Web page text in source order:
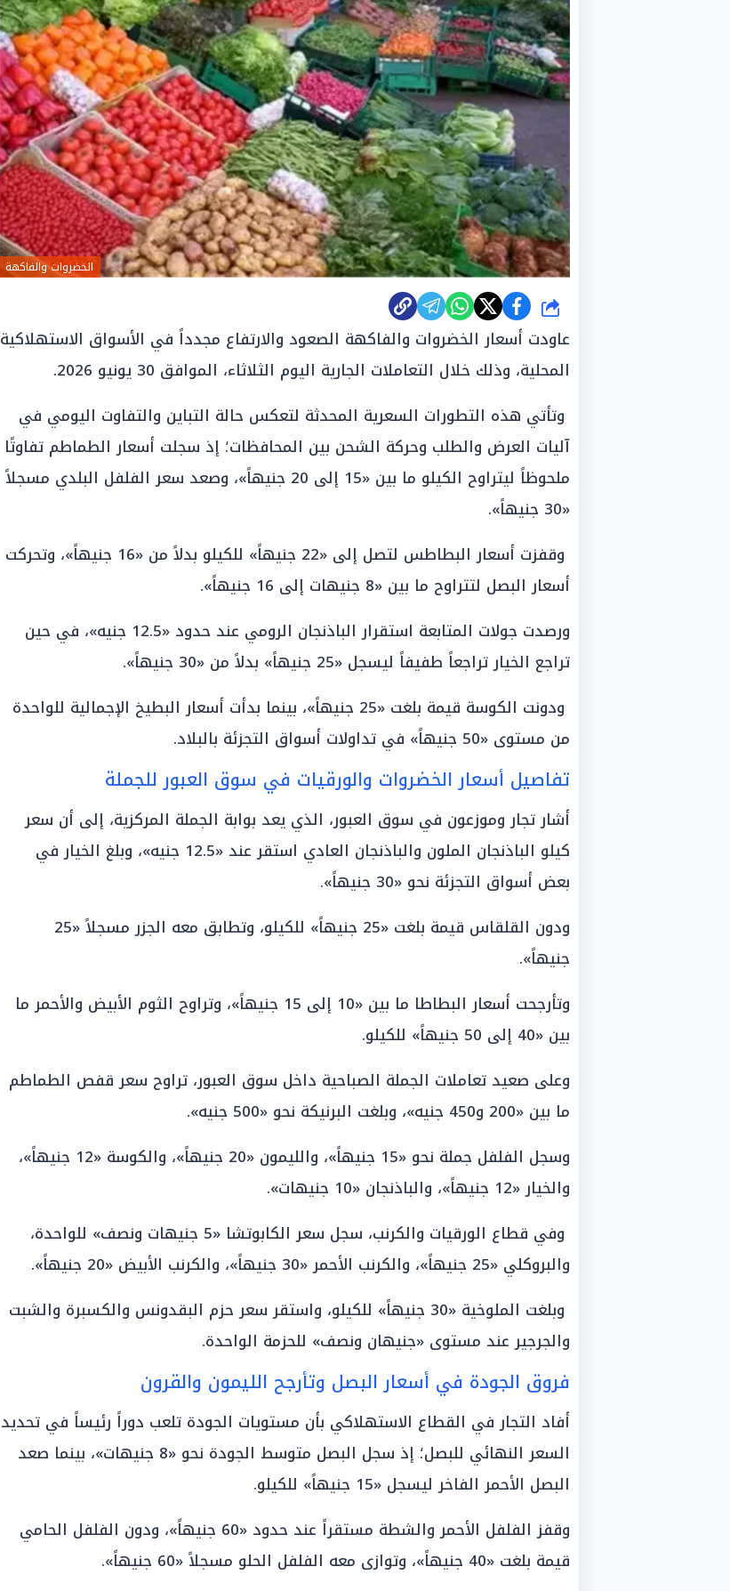
الخضروات والفاكهة
شارك
عاودت أسعار الخضروات والفاكهة الصعود والارتفاع مجدداً في الأسواق الاستهلاكية
المحلية، وذلك خلال التعاملات الجارية اليوم الثلاثاء، الموافق 30 يونيو 2026.
وتأتي هذه التطورات السعرية المحدثة لتعكس حالة التباين والتفاوت اليومي في
آليات العرض والطلب وحركة الشحن بين المحافظات؛ إذ سجلت أسعار الطماطم تفاوتًا
ملحوظاً ليتراوح الكيلو ما بين «15 إلى 20 جنيهاً»، وصعد سعر الفلفل البلدي مسجلاً
«30 جنيهاً».
وقفزت أسعار البطاطس لتصل إلى «22 جنيهاً» للكيلو بدلاً من «16 جنيهاً»، وتحركت
أسعار البصل لتتراوح ما بين «8 جنيهات إلى 16 جنيهاً».
ورصدت جولات المتابعة استقرار الباذنجان الرومي عند حدود «12.5 جنيه»، في حين
تراجع الخيار تراجعاً طفيفاً ليسجل «25 جنيهاً» بدلاً من «30 جنيهاً».
ودونت الكوسة قيمة بلغت «25 جنيهاً»، بينما بدأت أسعار البطيخ الإجمالية للواحدة
من مستوى «50 جنيهاً» في تداولات أسواق التجزئة بالبلاد.
تفاصيل أسعار الخضروات والورقيات في سوق العبور للجملة
أشار تجار وموزعون في سوق العبور، الذي يعد بوابة الجملة المركزية، إلى أن سعر
كيلو الباذنجان الملون والباذنجان العادي استقر عند «12.5 جنيه»، وبلغ الخيار في
بعض أسواق التجزئة نحو «30 جنيهاً».
ودون القلقاس قيمة بلغت «25 جنيهاً» للكيلو، وتطابق معه الجزر مسجلاً «25
جنيهاً».
وتأرجحت أسعار البطاطا ما بين «10 إلى 15 جنيهاً»، وتراوح الثوم الأبيض والأحمر ما
بين «40 إلى 50 جنيهاً» للكيلو.
وعلى صعيد تعاملات الجملة الصباحية داخل سوق العبور، تراوح سعر قفص الطماطم
ما بين «200 و450 جنيه»، وبلغت البرنيكة نحو «500 جنيه».
وسجل الفلفل جملة نحو «15 جنيهاً»، والليمون «20 جنيهاً»، والكوسة «12 جنيهاً»،
والخيار «12 جنيهاً»، والباذنجان «10 جنيهات».
وفي قطاع الورقيات والكرنب، سجل سعر الكابوتشا «5 جنيهات ونصف» للواحدة،
والبروكلي «25 جنيهاً»، والكرنب الأحمر «30 جنيهاً»، والكرنب الأبيض «20 جنيهاً».
وبلغت الملوخية «30 جنيهاً» للكيلو، واستقر سعر حزم البقدونس والكسبرة والشبت
والجرجير عند مستوى «جنيهان ونصف» للحزمة الواحدة.
فروق الجودة في أسعار البصل وتأرجح الليمون والقرون
أفاد التجار في القطاع الاستهلاكي بأن مستويات الجودة تلعب دوراً رئيساً في تحديد
السعر النهائي للبصل؛ إذ سجل البصل متوسط الجودة نحو «8 جنيهات»، بينما صعد
البصل الأحمر الفاخر ليسجل «15 جنيهاً» للكيلو.
وقفز الفلفل الأحمر والشطة مستقراً عند حدود «60 جنيهاً»، ودون الفلفل الحامي
قيمة بلغت «40 جنيهاً»، وتوازى معه الفلفل الحلو مسجلاً «60 جنيهاً».